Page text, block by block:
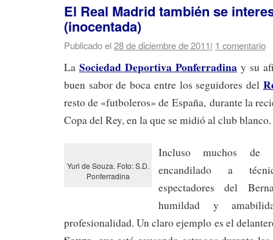
El Real Madrid también se
(inocentada)
Publicado el28 de diciembre de 2011| 1 comentario
LaSociedad Deportiva Ponferradina y su
buen sabor de boca entre los seguidores del
resto de «futboleros» de España, durante la
Copa del Rey, en la que se midió al club blanco.
Yuri de Souza. Foto: S.D.
Ponferradina
Incluso muchos de
encandilado a
espectadores del
humildad y
profesionalidad. Un claro ejemplo es el